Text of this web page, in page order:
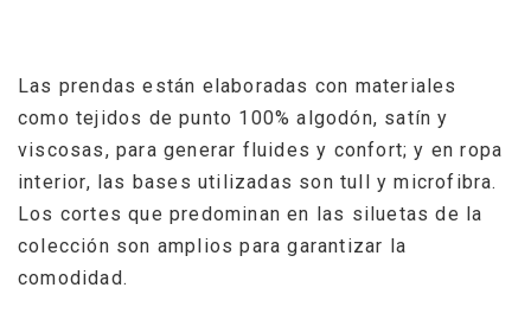
Las prendas están elaboradas con materiales
como tejidos de punto 100% algodón, satín y
viscosas, para generar fluides y confort; y en ropa
interior, las bases utilizadas son tull y microfibra.
Los cortes que predominan en las siluetas de la
colección son amplios para garantizar la
comodidad.